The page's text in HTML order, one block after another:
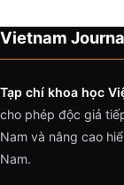
Vietnam
Tạp chí khoa học
cho phép độc giả
Nam và nâng cao
Nam.